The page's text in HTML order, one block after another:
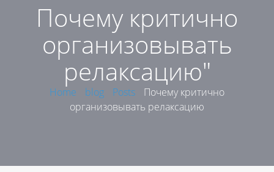
Почему критично
организовывать
релаксацию"
Home blog Posts
Почему критично
организовывать релаксацию